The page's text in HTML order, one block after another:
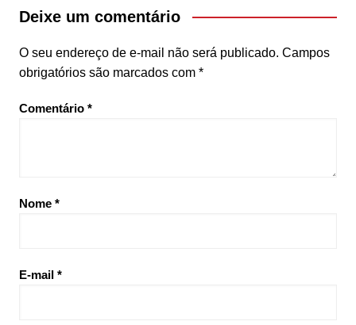
Deixe um comentário
O seu endereço de e-mail não será publicado. Campos
obrigatórios são marcados com *
Comentário *
Nome *
E-mail *